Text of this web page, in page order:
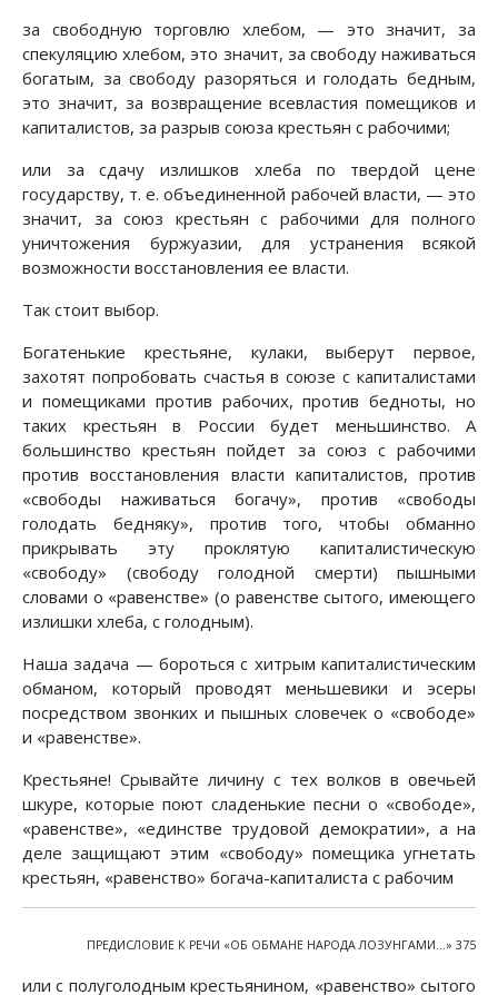
за свободную торговлю хлебом, — это значит, за
спекуляцию хлебом, это значит, за свободу наживаться
богатым, за свободу разоряться и голодать бедным,
это значит, за возвращение всевластия помещиков и
капиталистов, за разрыв союза крестьян с рабочими;
или за сдачу излишков хлеба по твердой цене
государству, т. е. объединенной рабочей власти, — это
значит, за союз крестьян с рабочими для полного
уничтожения буржуазии, для устранения всякой
возможности восстановления ее власти.
Так стоит выбор.
Богатенькие крестьяне, кулаки, выберут первое,
захотят попробовать счастья в союзе с капиталистами
и помещиками против рабочих, против бедноты, но
таких крестьян в России будет меньшинство. А
большинство крестьян пойдет за союз с рабочими
против восстановления власти капиталистов, против
«свободы наживаться богачу», против «свободы
голодать бедняку», против того, чтобы обманно
прикрывать эту проклятую капиталистическую
«свободу» (свободу голодной смерти) пышными
словами о «равенстве» (о равенстве сытого, имеющего
излишки хлеба, с голодным).
Наша задача — бороться с хитрым капиталистическим
обманом, который проводят меньшевики и эсеры
посредством звонких и пышных словечек о «свободе»
и «равенстве».
Крестьяне! Срывайте личину с тех волков в овечьей
шкуре, которые поют сладенькие песни о «свободе»,
«равенстве», «единстве трудовой демократии», а на
деле защищают этим «свободу» помещика угнетать
крестьян, «равенство» богача-капиталиста с рабочим
ПРЕДИСЛОВИЕ К РЕЧИ «ОБ ОБМАНЕ НАРОДА ЛОЗУНГАМИ...» 375
или с полуголодным крестьянином, «равенство» сытого